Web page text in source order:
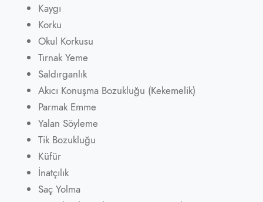
Kaygı
Korku
Okul Korkusu
Tırnak Yeme
Saldırganlık
Akıcı Konuşma Bozukluğu (Kekemelik)
Parmak Emme
Yalan Söyleme
Tik Bozukluğu
Küfür
İnatçılık
Saç Yolma